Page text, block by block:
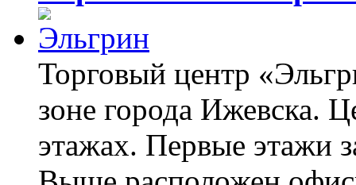
Торговый центр
зоне города Ижевска.
этажах. Первые этажи